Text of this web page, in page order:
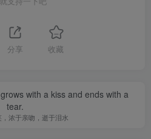
分享 收藏
with a kiss and ends with a
tear.
浓于亲吻，逝于泪水